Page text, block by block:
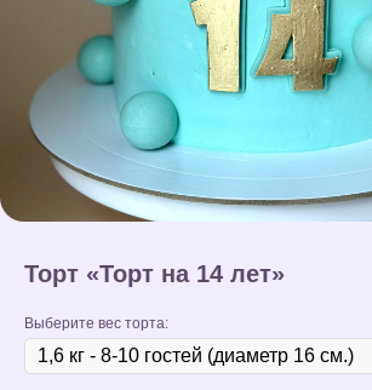
Торт «Торт на 14 лет»
Выберите вес торта: